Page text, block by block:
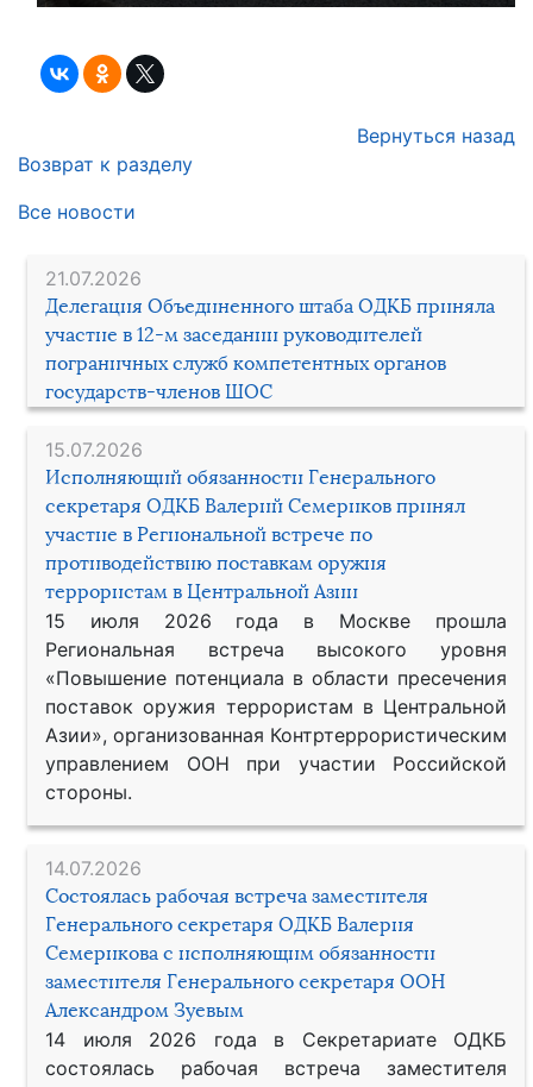
21.07.2026
Делегация Объединенного штаба ОДКБ приняла
участие в 12-м заседании руководителей
пограничных служб компетентных органов
государств-членов ШОС
15.07.2026
Исполняющий обязанности Генерального
секретаря ОДКБ Валерий Семериков принял
участие в Региональной встрече по
противодействию поставкам оружия
террористам в Центральной Азии
15 июля 2026 года в Москве прошла
Региональная встреча высокого уровня
«Повышение потенциала в области пресечения
поставок оружия террористам в Центральной
Азии», организованная Контртеррористическим
управлением ООН при участии Российской
стороны.
14.07.2026
Состоялась рабочая встреча заместителя
Генерального секретаря ОДКБ Валерия
Семерикова с исполняющим обязанности
заместителя Генерального секретаря ООН
Александром Зуевым
14 июля 2026 года в Секретариате ОДКБ
состоялась рабочая встреча заместителя
Вернуться назад
Возврат к разделу
Все новости